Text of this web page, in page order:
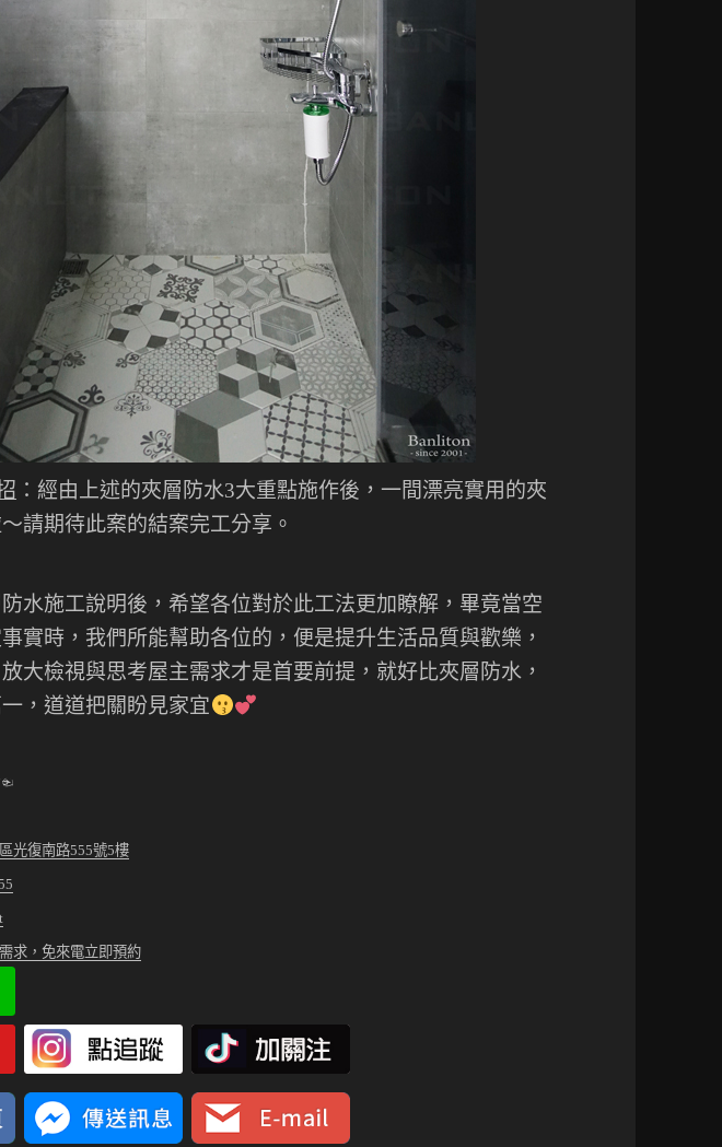
：經由上述的夾層防水3大重點施作後，一間漂亮實用的夾
請期待此案的結案完工分享。
水施工說明後，希望各位對於此工法更加瞭解，畢竟當空
實時，我們所能幫助各位的，便是提升生活品質與歡樂，
大檢視與思考屋主需求才是首要前提，就好比夾層防水，
，道道把關盼見家宜
☜
光復南路555號5樓
求，免來電立即預約